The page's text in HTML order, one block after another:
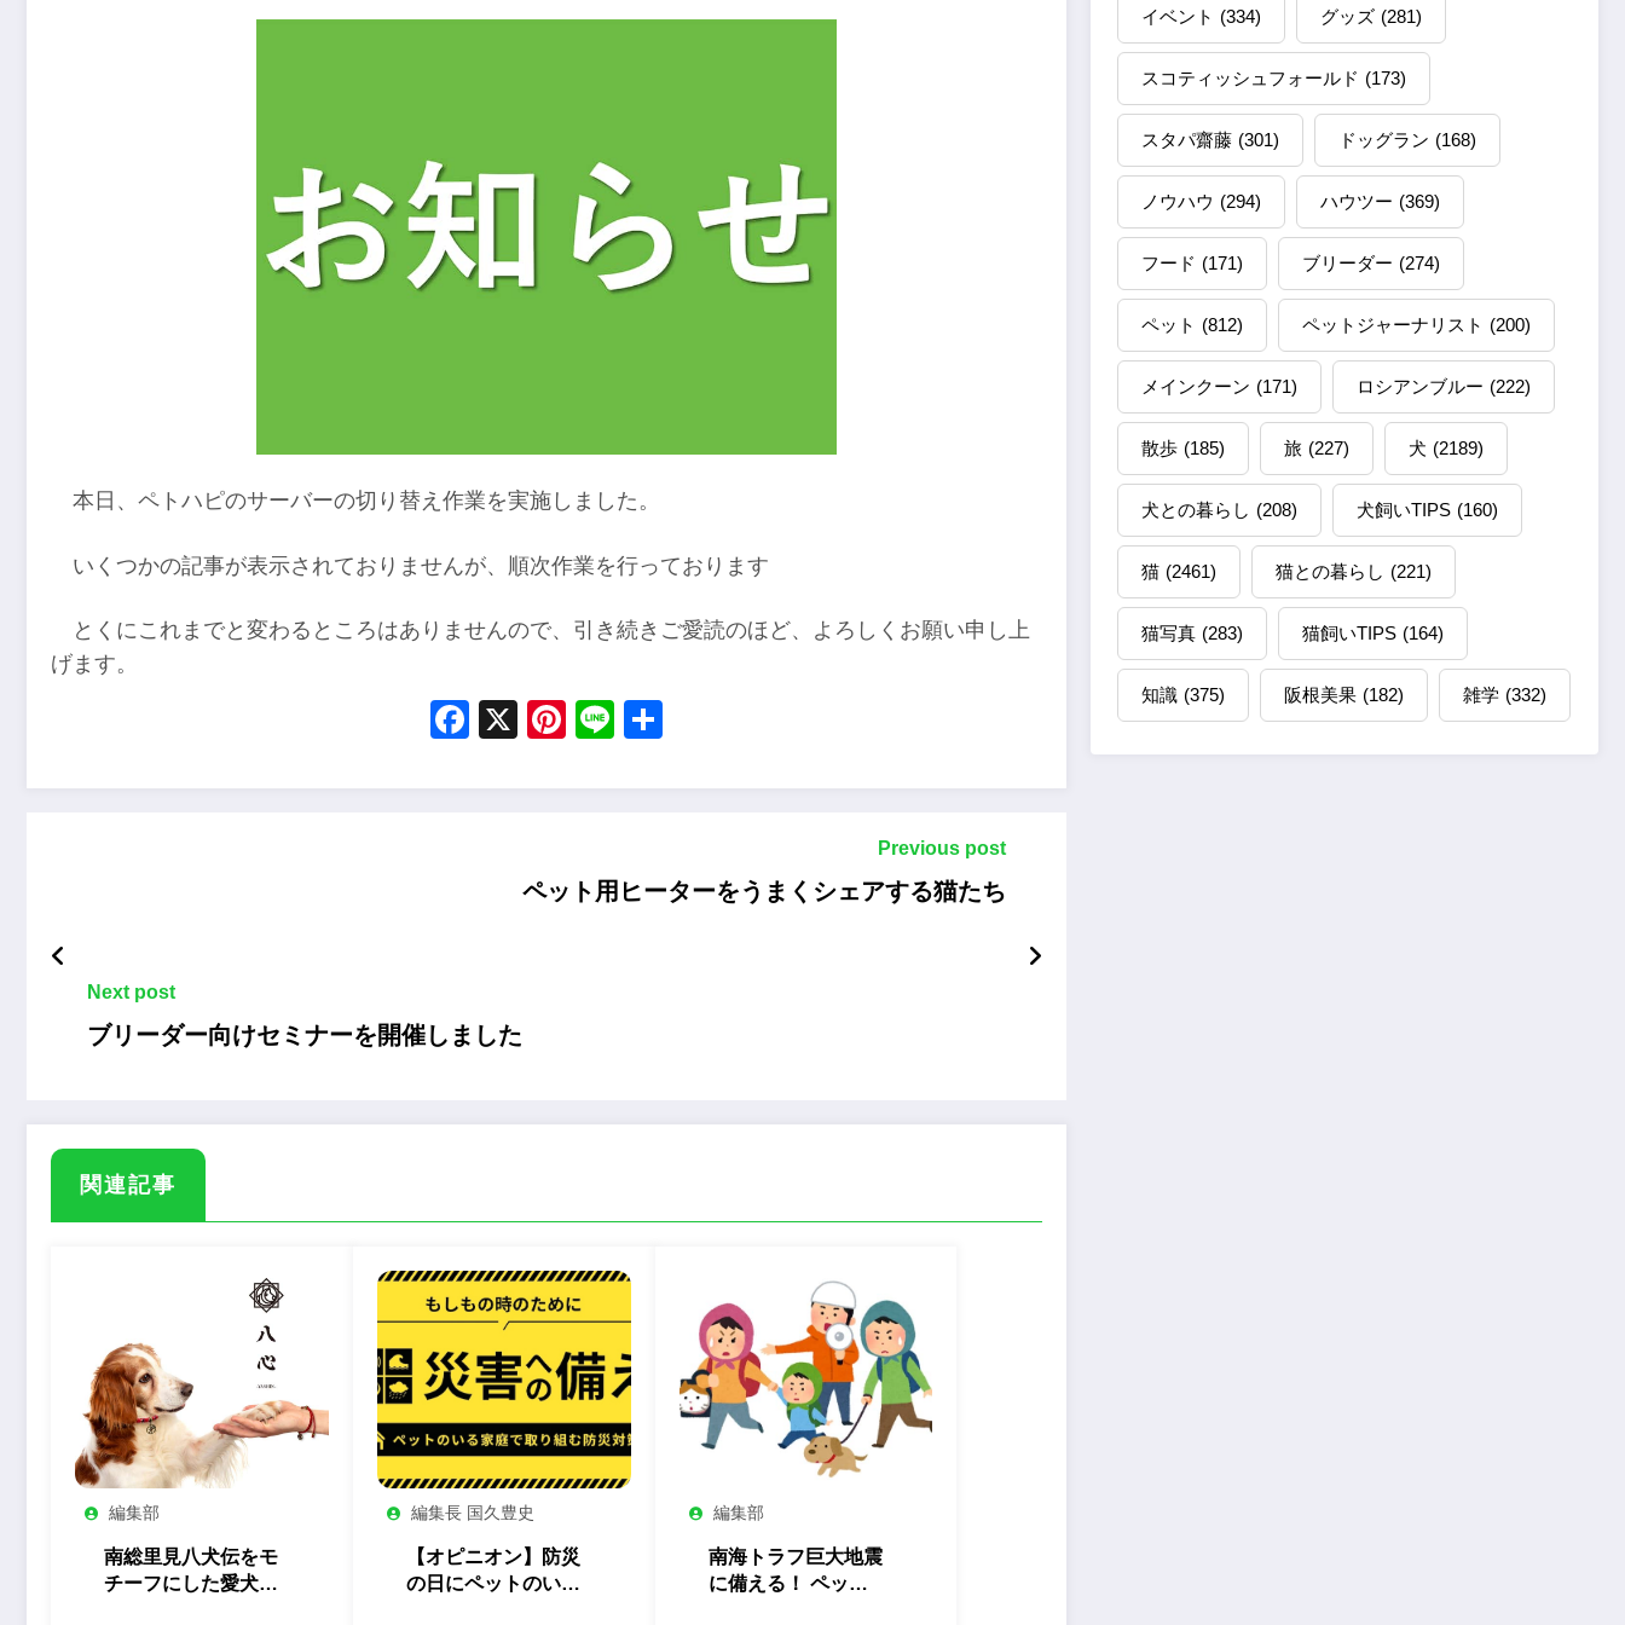
本日、ペトハピのサーバーの切り替え作業を実施しました。
いくつかの記事が表示されておりませんが、順次作業を行っております
とくにこれまでと変わるところはありませんので、引き続きご愛読のほど、よろしくお願い申し上
げます。
Facebook
X Pinterest
Line
Previous post
ペット用ヒーターをうまくシェアする猫たち
Next post
ブリーダー向けセミナーを開催しました
関連記事
編集部
南総里見八犬伝をモ
チーフにした愛犬と
編集長 国久豊史
【オピニオン】防災
の日にペットのいる
編集部
南海トラフ巨大地震
に備える！ ペット
イベント (334) グッズ (281)
スコティッシュフォールド (173)
スタパ齋藤 (301) ドッグラン (168)
ノウハウ (294) ハウツー (369)
フード (171) ブリーダー (274)
ペット (812) ペットジャーナリスト (200)
メインクーン (171) ロシアンブルー (222)
散歩 (185) 旅 (227) 犬 (2189)
犬との暮らし (208) 犬飼いTIPS (160)
猫 (2461) 猫との暮らし (221)
猫写真 (283) 猫飼いTIPS (164)
知識 (375) 阪根美果 (182) 雑学 (332)